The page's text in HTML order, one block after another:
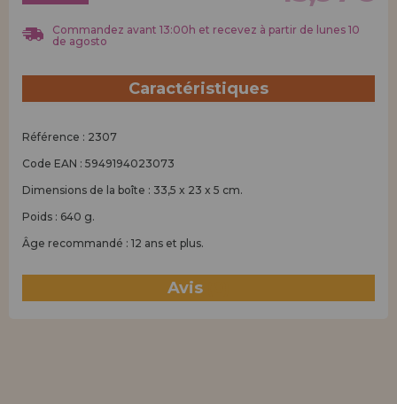
ENREGISTREMENT DISTRIBUTEUR
Commandez avant 13:00h et recevez à partir de lunes 10
de agosto
Caractéristiques
Référence : 2307
Code EAN : 5949194023073
Dimensions de la boîte : 33,5 x 23 x 5 cm.
Poids : 640 g.
Âge recommandé : 12 ans et plus.
Avis